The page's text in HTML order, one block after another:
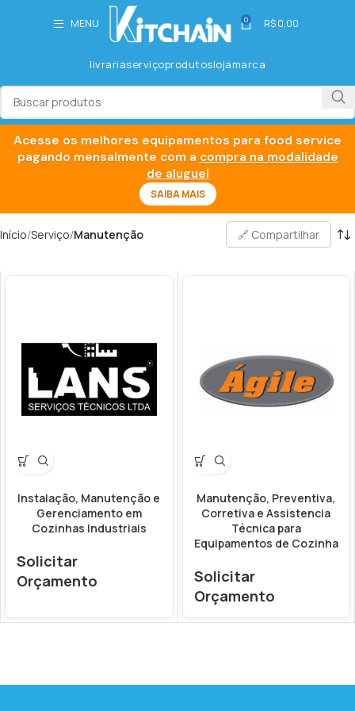
MENU 0 R$0,00
livrariaserviçoprodutoslojamarca
Início Serviço Manutenção 🔗 Compartilhar
Instalação, Manutenção e
Gerenciamento em
Cozinhas Industriais
Solicitar
Orçamento
Manutenção, Preventiva,
Corretiva e Assistencia
Técnica para
Equipamentos de Cozinha
Solicitar
Orçamento
Acesse os melhores equipamentos para food service
pagando mensalmente com a compra na modalidade
de aluguel
SAIBA MAIS